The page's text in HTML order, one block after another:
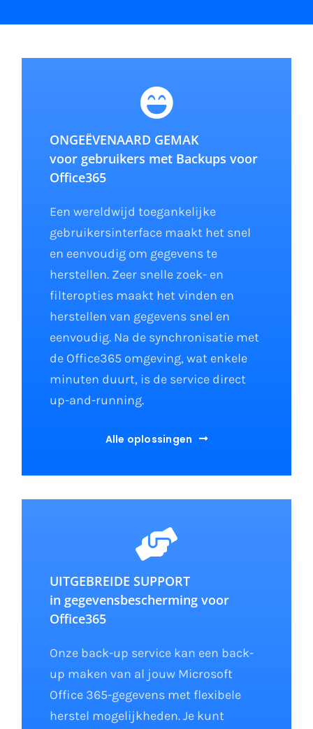
ONGEËVENAARD GEMAK
voor gebruikers met Backups voor
Office365
Een wereldwijd toegankelijke
gebruikersinterface maakt het snel
en eenvoudig om gegevens te
herstellen. Zeer snelle zoek- en
filteropties maakt het vinden en
herstellen van gegevens snel en
eenvoudig. Na de synchronisatie met
de Office365 omgeving, wat enkele
minuten duurt, is de service direct
up-and-running.
Alle oplossingen
UITGEBREIDE SUPPORT
in gegevensbescherming voor
Office365
Onze back-up service kan een back-
up maken van al jouw Microsoft
Office 365-gegevens met flexibele
herstel mogelijkheden. Je kunt